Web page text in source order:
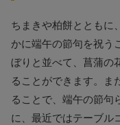
ちまきや柏餅とともに
かに端午の節句を祝う
ぼりと並べて、菖蒲の
ることができます。ま
ることで、端午の節句
に、最近ではテーブル